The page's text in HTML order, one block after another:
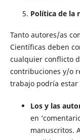
Política de la
Tanto autores/as
Científicas deben
cualquier conflicto
contribuciones y/o
trabajo podría estar
Los y las
en
manuscritos.